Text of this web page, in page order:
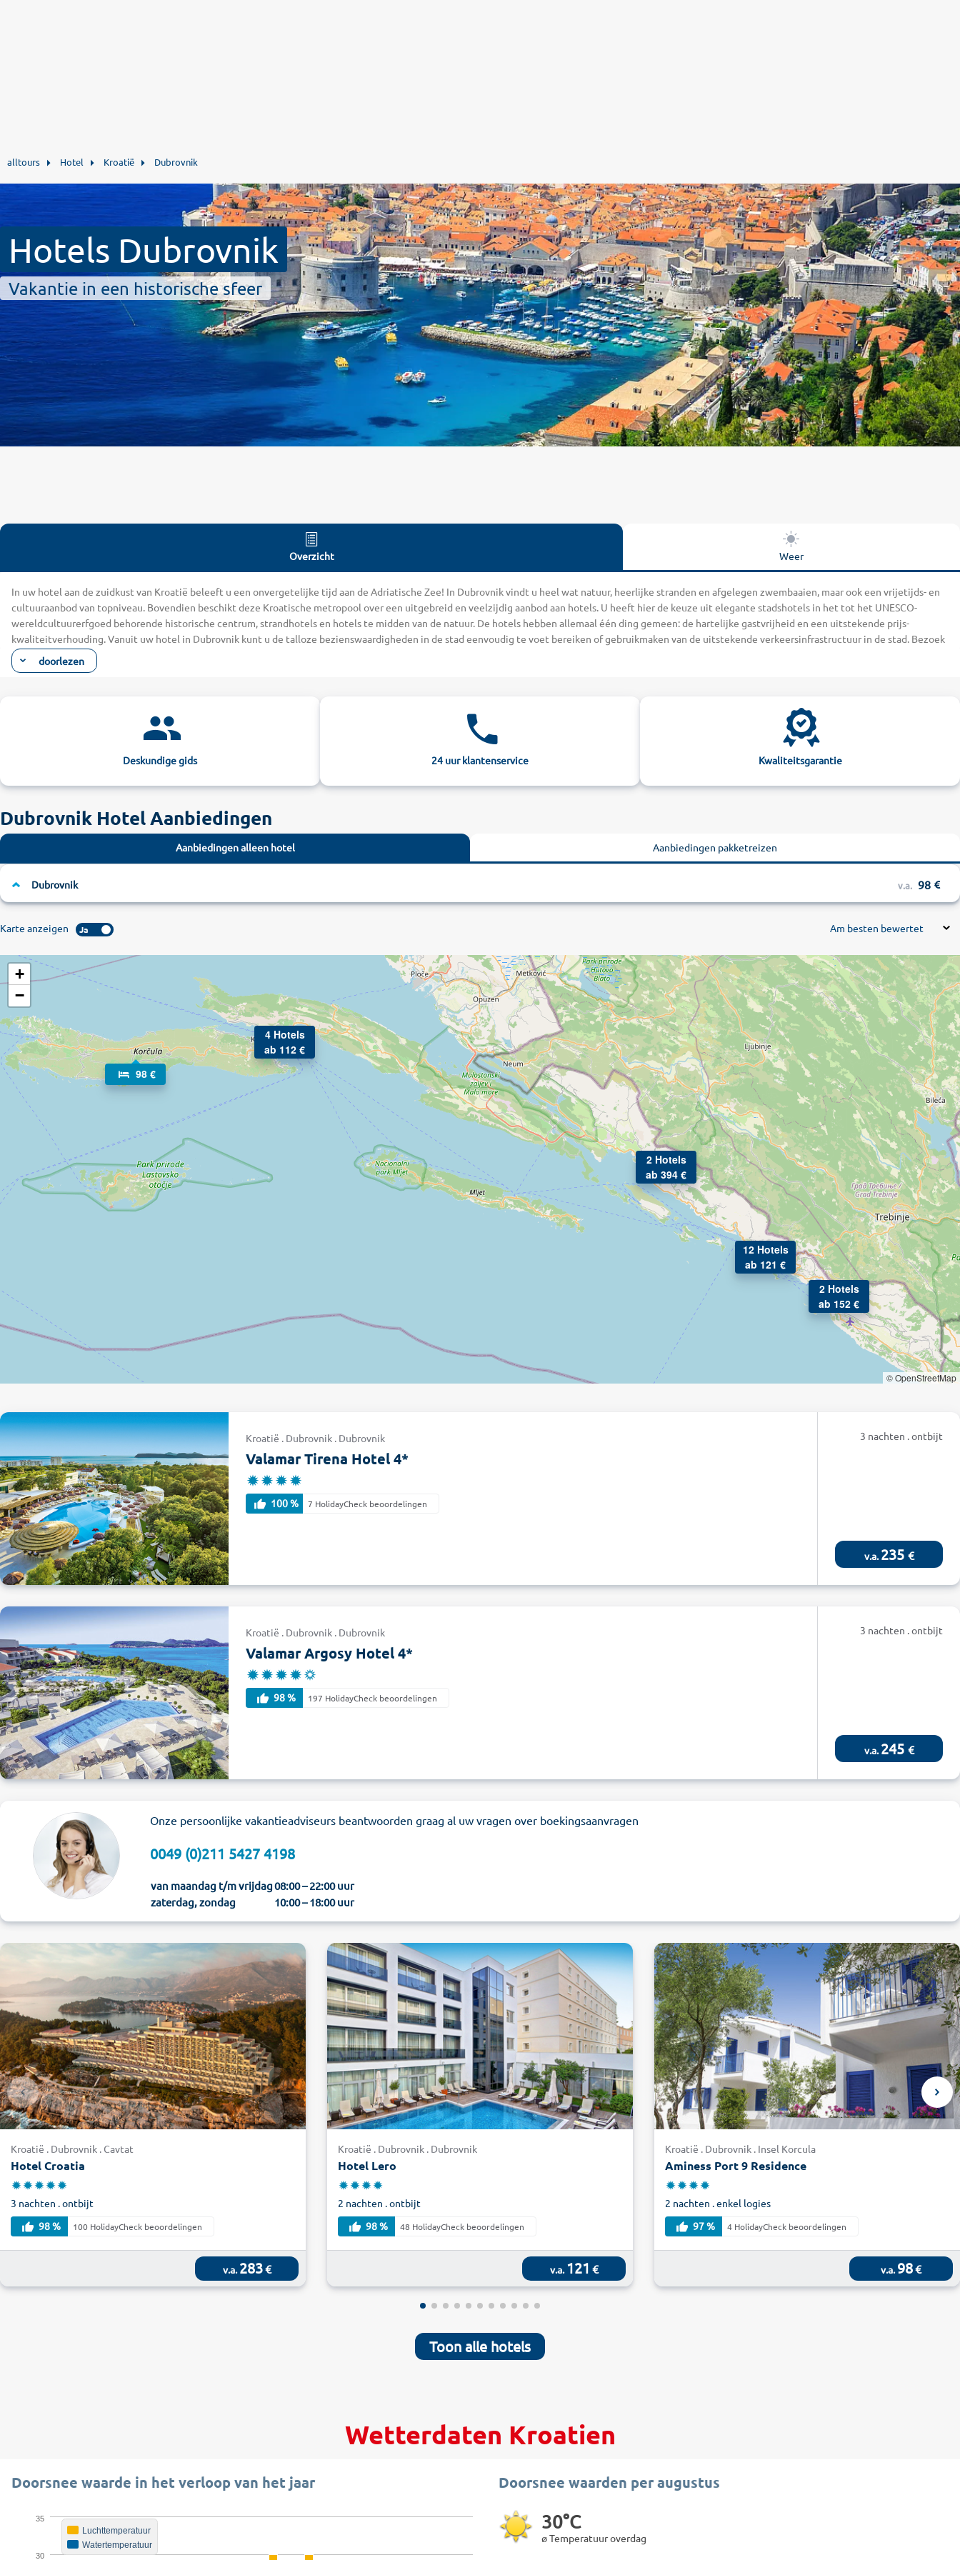
alltours Hotel Kroatië Dubrovnik
Hotels Dubrovnik
Vakantie in een historische sfeer
Overzicht Weer
In uw hotel aan de zuidkust van Kroatië beleeft u een onvergetelijke tijd aan de Adriatische Zee! In Dubrovnik vindt u heel wat natuur, heerlijke stranden en afgelegen zwembaaien, maar ook een vrijetijds- en
cultuuraanbod van topniveau. Bovendien beschikt deze Kroatische metropool over een uitgebreid en veelzijdig aanbod aan hotels. U heeft hier de keuze uit elegante stadshotels in het tot het UNESCO-
wereldcultuurerfgoed behorende historische centrum, strandhotels en hotels te midden van de natuur. De hotels hebben allemaal één ding gemeen: de hartelijke gastvrijheid en een uitstekende prijs-
kwaliteitverhouding. Vanuit uw hotel in Dubrovnik kunt u de talloze bezienswaardigheden in de stad eenvoudig te voet bereiken of gebruikmaken van de uitstekende verkeersinfrastructuur in de stad. Bezoek
de luisterrijke Maria-Hemelvaartkathedraal, het prachtige Paleis van de Rector en het Franciscanenklooster waarin zich de oudste apotheek van Europa bevindt. Bovendien kunt u heerlijk kuieren en genieten
op de mediterrane Stradun-boulevard met zijn talrijke winkels, boetieks en cafés. Beleef deze bruisende metropool vanop de eerste rij en kies bij alltours het perfecte hotel uit in Dubrovnik.
In het zonovergoten zuiden van de Adriatische kust geniet u van de perfecte omstandigheden om te zwemmen. De familievriendelijke all inclusive hotels staan met hun mediterrane zwembaden garant voor
heel wat zwemplezier. Dankzij de met palmbomen omgeven zonneterrassen en gezellige poolbars geniet u in Dubrovnik met volle teugen van vele uren in de zon. Heel wat van de vier- en vijfsterrenhotels
bevinden zich direct aan het strand en beschikken over gratis ligstoelen en zonneschermen. Een van de mooiste stranden van de steek is het pittoreske zand- en kiezelstrand Banje, dat zich op slechts enkele
honderden meters van het centrum van Dubrovnik bevindt. Dennenbossen bieden hier de nodige schaduw en verspreiden een uniek aroma terwijl u van een mooi uitzicht op de jachthaven en het historische
onderneemt naar de prachtige eilanden die in de zee voor de kust van Dubrovnik zijn gelegen. Bij het organiseren van uw uitstappen kunt u steeds rekenen op nuttige tips van het behulpzame hotelpersoneel.
doorlezen
Deskundige gids 24 uur klantenservice Kwaliteitsgarantie
Dubrovnik Hotel Aanbiedingen
Aanbiedingen alleen hotel Aanbiedingen pakketreizen
Dubrovnik v.a. 98
Karte anzeigen Ja Am besten bewertet
98 €
4 Hotels
ab 112 €
2 Hotels
ab 394 €
2 Hotels
ab 152 €
12 Hotels
ab 121 €
+
−
© OpenStreetMap
Kroatië . Dubrovnik . Dubrovnik
Valamar Tirena Hotel 4*
100 % 7 HolidayCheck beoordelingen
3 nachten . ontbijt
v.a. 235 €
Kroatië . Dubrovnik . Dubrovnik
Valamar Argosy Hotel 4*
98 % 197 HolidayCheck beoordelingen
3 nachten . ontbijt
v.a. 245 €
Onze persoonlijke vakantieadviseurs beantwoorden graag al uw vragen over boekingsaanvragen
0049 (0)211 5427 4198
van maandag t/m vrijdag08:00 – 22:00 uur
zaterdag, zondag
10:00 – 18:00 uur
Kroatië . Dubrovnik . Cavtat
Hotel Croatia
3 nachten . ontbijt
98 %
100 HolidayCheck beoordelingen
v.a. 283€
Kroatië . Dubrovnik . Dubrovnik
Hotel Lero
2 nachten . ontbijt
98 %
48 HolidayCheck beoordelingen
v.a. 121 €
Kroatië . Dubrovnik . Insel Korcula
Aminess Port 9 Residence
2 nachten . enkel logies
97 %
4 HolidayCheck beoordelingen
v.a. 98€
Toon alle hotels
Wetterdaten Kroatien
Doorsnee waarden per augustus
30°C
ø Temperatuur overdag
Doorsnee waarde in het verloop van het jaar
Luchttemperatuur
Watertemperatuur
30
35